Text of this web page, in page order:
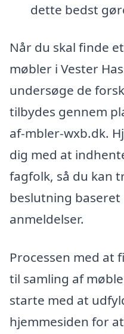
dette bedst
Når du skal finde
møbler i Vester
undersøge de
tilbydes gennem
af-mbler-wxb.dk.
dig med at
fagfolk, så du kan
beslutning
anmeldelser.
Processen med at
til samling af
starte med at
hjemmesiden for